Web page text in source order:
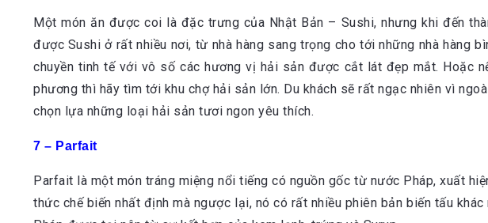
Một món ăn được coi là đặc trưng của Nhật Bản – Sushi, nhưng khi đến
được Sushi ở rất nhiều nơi, từ nhà hàng sang trọng cho tới những nhà hàng
chuyền tinh tế với vô số các hương vị hải sản được cắt lát đẹp mắt. Hoặc
phương thì hãy tìm tới khu chợ hải sản lớn. Du khách sẽ rất ngạc nhiên vì
chọn lựa những loại hải sản tươi ngon yêu thích.
7 – Parfait
Parfait là một món tráng miệng nổi tiếng có nguồn gốc từ nước Pháp, xuất
thức chế biến nhất định mà ngược lại, nó có rất nhiều phiên bản biến tấu